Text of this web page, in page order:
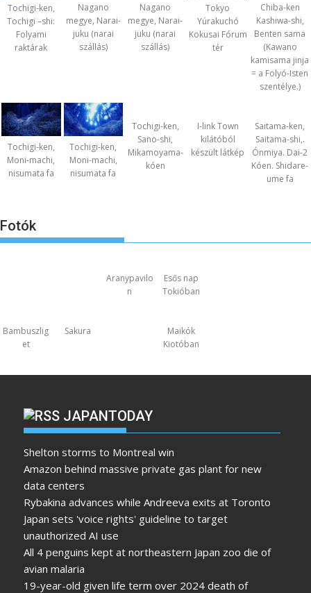
Tochigi-ken,
Tochigi –shi:
Folyami
raktárak
Nagano
megye, Narai-
juku (narai
szállás)
Nagano
megye, Narai-
juku (narai
szállás)
Tokyo
Yúrakuchó
Kokusai Fórum
tér
Chiba-ken
Kashiwa-shi,
Benten sama
(Kawano
kamisama jinja
= a Folyó-Isten
szentélye.)
Tochigi-ken,
Moni-machi,
nisumata fa
Tochigi-ken,
Moni-machi,
nisumata fa
Tochigi-ken,
Sano-shi,
Mikamoyama-
kóen
I-link Town
kilátóból
készült látkép
Saitama-ken,
Saitama-shi,.
Ónmiya. Dai-2
Kóen. Shidare-
ume fa
Fotók
Aranypavilo
n
Esős nap
Tokióban
Bambuszlig
et
Sakura
Maikók
Kiotóban
JAPANTODAY
Shelton storms to Montreal win
Amazon behind massive private gas plant for new
data centers
Rybakina advances while Andreeva exits at Toronto
Japan sets 'voice rights' guideline to target
unauthorized AI use
All 4 penguins kept at northeastern Japan zoo die of
avian malaria
19-year-old given life term over 2024 death of